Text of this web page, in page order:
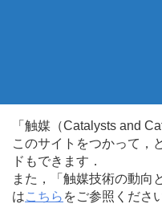
「触媒（Catalysts and
このサイトをつかって，
ドもできます．
また，「触媒技術の動向
はこちら をご参照くださ